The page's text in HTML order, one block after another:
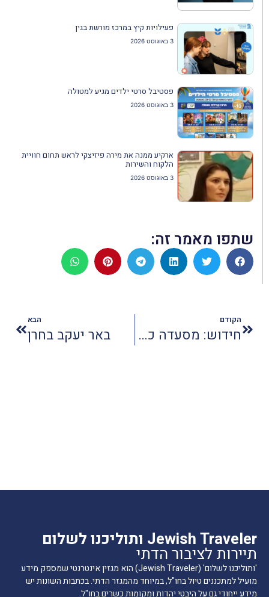
פעילויות קיץ במרכז מורשת בגין
3 באוגוסט 2026
פסטיבל סרטי ילדים מגיע למטולה
3 באוגוסט 2026
ארקיע ממנה את מירה פיזיצקי לראש תחום חוויית
הלקוח והשירות
3 באוגוסט 2026
שתפו מאמר זה:
הקודם
חידוש: מסעדה כשרה כל השנה במלון במרכז וייטנאם
הבא
באר יעקב בחרן
Jewish Traveler ותוליכנו לשלום
תיירות לציבור הדתי
'ותוליכנו לשלום' (Jewish Traveler) הוא מגזין אינטרנטי שמספק מידע
מועיל למתכננים טיול בחו"ל, במיוחד מהמגזר הדתי. בכתבות השונות יש
מידע ייחודי גם על היבטי יהדות ומקומות כשרים בחו"ל.